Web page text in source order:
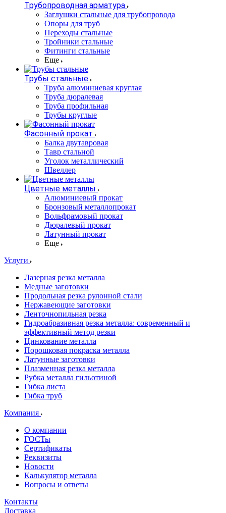
Трубопроводная арматура
Заглушки стальные для трубопровода
Опоры для труб
Переходы стальные
Тройники стальные
Фитинги стальные
Еще
Трубы стальные
Труба алюминиевая круглая
Труба дюралевая
Труба профильная
Трубы круглые
Фасонный прокат
Балка двутавровая
Тавр стальной
Уголок металлический
Швеллер
Цветные металлы
Алюминиевый прокат
Бронзовый металлопрокат
Вольфрамовый прокат
Дюралевый прокат
Латунный прокат
Еще
Услуги
Лазерная резка металла
Медные заготовки
Продольная резка рулонной стали
Нержавеющие заготовки
Ленточнопильная резка
Гидроабразивная резка металла: современный и
эффективный метод резки
Цинкование металла
Порошковая покраска металла
Латунные заготовки
Плазменная резка металла
Рубка металла гильотиной
Гибка листа
Гибка труб
Компания
О компании
ГОСТы
Сертификаты
Реквизиты
Новости
Калькулятор металла
Вопросы и ответы
Контакты
Доставка